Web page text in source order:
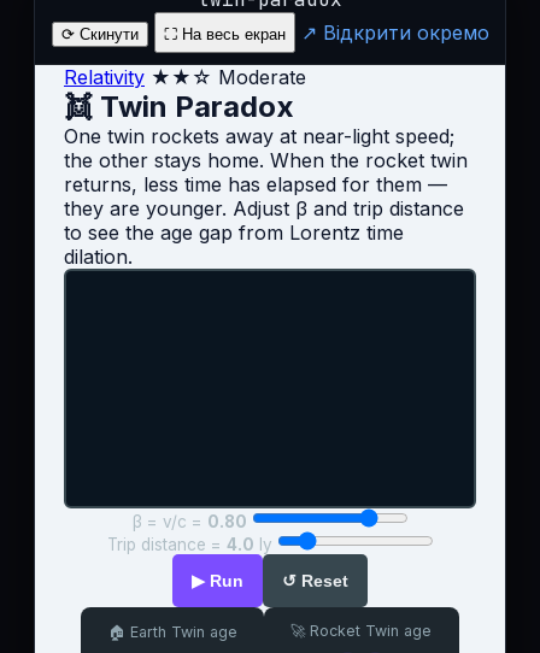
⟳ Скинути ⛶ На весь екран ↗ Відкрити окремо